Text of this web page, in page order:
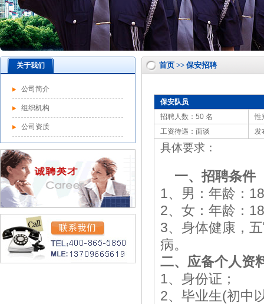
关于我们
公司简介
组织机构
公司资质
首页 >> 保安招聘
保安队员
招聘人数：50 名
性
工资待遇：面谈
发
具体要求：
一、招聘条件
1、男：年龄：
2、女：年龄：
3、身体健康，
病。
二、应备个人资
1、身份证；
2、毕业生(初中